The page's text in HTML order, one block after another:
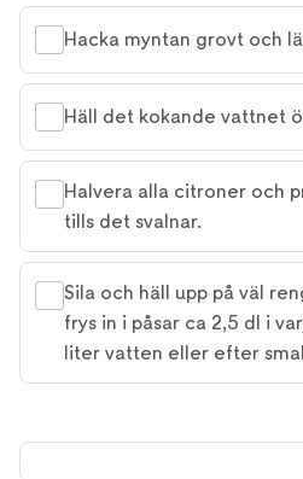
Hacka myntan grovt och
Häll det kokande vattnet
Halvera alla citroner och
tills det svalnar.
Sila och häll upp på väl
frys in i påsar ca 2,5 dl i
liter vatten eller efter